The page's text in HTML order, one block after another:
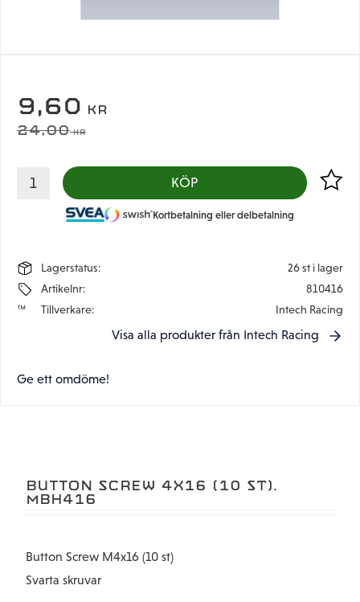
NEDSATT PRIS:
9,60 KR
ORDINARIE PRIS:
24,00KR
KÖP Lägg
Kortbetalning eller delbetalning
Lagerstatus
26 st i lager
Artikelnr
810416
Tillverkare
Intech Racing
Visa alla produkter från Intech Racing
Ge ett omdöme!
BUTTON SCREW 4X16 (10 ST).
MBH416
Button Screw M4x16 (10 st)
Svarta skruvar